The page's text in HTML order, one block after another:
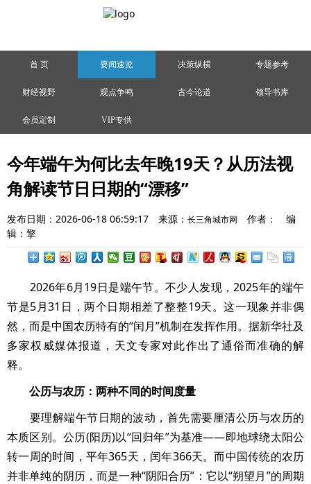
首 页 要闻速览 决策纵横 专题参考
财经视野 观点争鸣 古今论道 领导书库
会员定制 VIP专供
今年端午为何比去年晚19天？从历法视
角解读节日日期的“漂移”
发布日期：2026-06-18 06:59:17 来源： 长三角城市网 作者：
编
辑：擎
2026年6月19日是端午节。不少人发现，2025年的端午
节是5月31日，两个日期相差了整整19天。这一现象并非偶
然，而是中国农历特有的“闰月”机制在发挥作用。据新华社及
多家权威媒体报道，天文专家对此作出了通俗而准确的解
释。
公历与农历：两种不同的时间度量
要理解端午节日期的波动，首先需要厘清公历与农历的
本质区别。公历(阳历)以“回归年”为基准——即地球绕太阳公
转一周的时间，平年365天，闰年366天。而中国传统的农历
并非单纯的阴历，而是一种“阴阳合历”：它以“朔望月”的周期